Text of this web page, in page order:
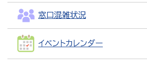
窓口混雑状況
イベントカレンダー